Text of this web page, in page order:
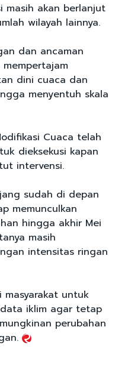
masih akan berlanjut
wilayah lainnya.
dan ancaman
mempertajam
dini cuaca dan
menyentuh skala
Cuaca telah
dieksekusi kapan
intervensi.
sudah di depan
memunculkan
hingga akhir Mei
masih
intensitas ringan
untuk
iklim agar tetap
perubahan